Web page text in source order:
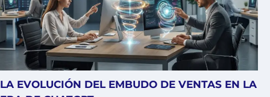
LA EVOLUCIÓN DEL EMBUDO DE VENTAS EN LA